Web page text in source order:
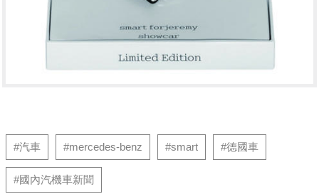
#汽車 #mercedes-benz #smart #德國車
#國內汽機車新聞